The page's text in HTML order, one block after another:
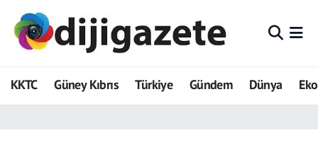
KKTC Güney Kıbrıs Türkiye Gündem Dünya
ADVERTORIAL
Dijigazete
Hava Durumu
Trafik Durumu